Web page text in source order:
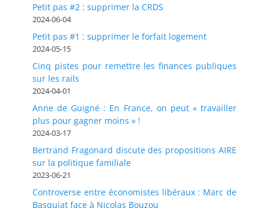
Petit pas #2 : supprimer la CRDS
2024-06-04
Petit pas #1 : supprimer le forfait logement
2024-05-15
Cinq pistes pour remettre les finances publiques
sur les rails
2024-04-01
Anne de Guigné : En France, on peut « travailler
plus pour gagner moins » !
2024-03-17
Bertrand Fragonard discute des propositions AIRE
sur la politique familiale
2023-06-21
Controverse entre économistes libéraux : Marc de
Basquiat face à Nicolas Bouzou